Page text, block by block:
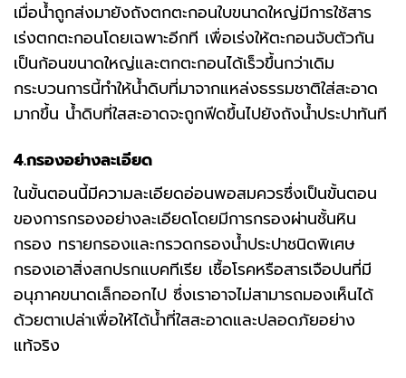
เมื่อน้ำถูกส่งมายังถังตกตะกอนใบขนาดใหญ่มีการใช้สาร
เร่งตกตะกอนโดยเฉพาะอีกที เพื่อเร่งให้ตะกอนจับตัวกัน
เป็นก้อนขนาดใหญ่และตกตะกอนได้เร็วขึ้นกว่าเดิม
กระบวนการนี้ทำให้น้ำดิบที่มาจากแหล่งธรรมชาติใส่สะอาด
มากขึ้น น้ำดิบที่ใสสะอาดจะถูกฟีดขึ้นไปยังถังน้ำประปาทันที
4.กรองอย่างละเอียด
ในขั้นตอนนี้มีความละเอียดอ่อนพอสมควรซึ่งเป็นขั้นตอน
ของการกรองอย่างละเอียดโดยมีการกรองผ่านชั้นหิน
กรอง ทรายกรองและกรวดกรองน้ำประปาชนิดพิเศษ
กรองเอาสิ่งสกปรกแบคทีเรีย เชื้อโรคหรือสารเจือปนที่มี
อนุภาคขนาดเล็กออกไป ซึ่งเราอาจไม่สามารถมองเห็นได้
ด้วยตาเปล่าเพื่อให้ได้น้ำที่ใสสะอาดและปลอดภัยอย่าง
แท้จริง